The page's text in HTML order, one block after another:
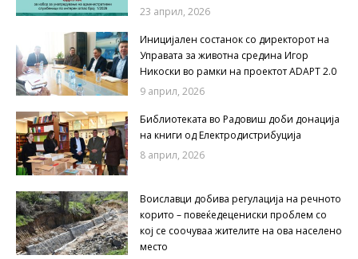
23 април, 2026
Иницијален состанок со директорот на
Управата за животна средина Игор
Никоски во рамки на проектот ADAPT 2.0
9 април, 2026
Библиотеката во Радовиш доби донација
на книги од Електродистрибуција
8 април, 2026
Воиславци добива регулација на речното
корито – повеќедецениски проблем со
кој се соочуваа жителите на ова населено
место